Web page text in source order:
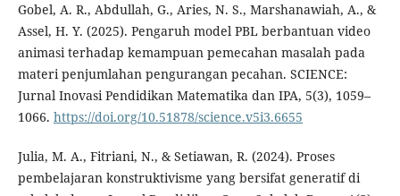
Gobel, A. R., Abdullah, G., Aries, N. S., Marshanawiah, A., &
Assel, H. Y. (2025). Pengaruh model PBL berbantuan video
animasi terhadap kemampuan pemecahan masalah pada
materi penjumlahan pengurangan pecahan. SCIENCE:
Jurnal Inovasi Pendidikan Matematika dan IPA, 5(3), 1059–
1066. https://doi.org/10.51878/science.v5i3.6655
Julia, M. A., Fitriani, N., & Setiawan, R. (2024). Proses
pembelajaran konstruktivisme yang bersifat generatif di